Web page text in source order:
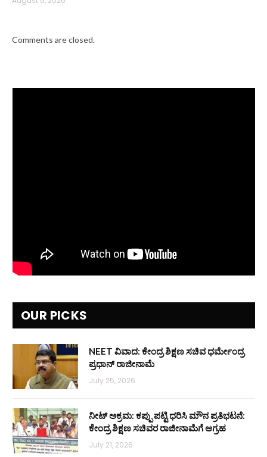
Comments are closed.
OUR PICKS
NEET ವಿವಾದ: ಕೇಂದ್ರ ಶಿಕ್ಷಣ ಸಚಿವ ಧರ್ಮೇಂದ್ರ
ಪ್ರಧಾನ್ ರಾಜೀನಾಮೆ
July 25, 2026
ನೀಟ್ ಅಕ್ರಮ: ಕಪ್ಪು ಪಟ್ಟಿ ಧರಿಸಿ ಮೌನ ಪ್ರತಿಭಟನೆ:
ಕೇಂದ್ರ ಶಿಕ್ಷಣ ಸಚಿವರ ರಾಜೀನಾಮೆಗೆ ಆಗ್ರಹ
July 21, 2026